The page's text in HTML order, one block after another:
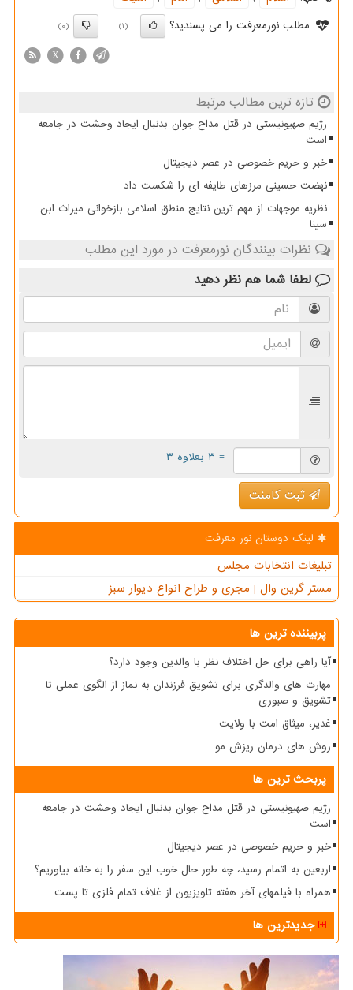
مطلب نورمعرفت را می پسندید؟
(1)
(0)
X
تازه ترین مطالب مرتبط
رژیم صهیونیستی در قتل مداح جوان بدنبال ایجاد وحشت در جامعه
است
خبر و حریم خصوصی در عصر دیجیتال
نهضت حسینی مرزهای طایفه ای را شکست داد
نظریه موجهات از مهم ترین نتایج منطق اسلامی بازخوانی میراث ابن
سینا
نظرات بینندگان نورمعرفت در مورد این مطلب
لطفا شما هم نظر دهید
= ۳ بعلاوه ۳
ثبت کامنت
لینک دوستان نور معرفت
تبلیغات انتخابات مجلس
مستر گرین وال | مجری و طراح انواع دیوار سبز
پربیننده ترین ها
آیا راهی برای حل اختلاف نظر با والدین وجود دارد؟
مهارت های والدگری برای تشویق فرزندان به نماز از الگوی عملی تا
تشویق و صبوری
غدیر، میثاق امت با ولایت
روش های درمان ریزش مو
پربحث ترین ها
رژیم صهیونیستی در قتل مداح جوان بدنبال ایجاد وحشت در جامعه
است
خبر و حریم خصوصی در عصر دیجیتال
اربعین به اتمام رسید، چه طور حال خوب این سفر را به خانه بیاوریم؟
همراه با فیلمهای آخر هفته تلویزیون از غلاف تمام فلزی تا پست
جدیدترین ها